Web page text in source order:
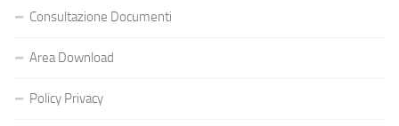
Consultazione Documenti
Area Download
Policy Privacy